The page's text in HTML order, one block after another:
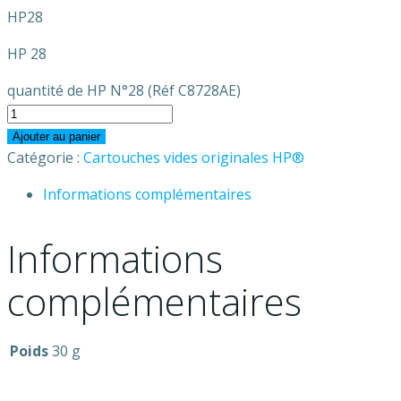
HP28
HP 28
quantité de HP N°28 (Réf C8728AE)
Ajouter au panier
Catégorie : Cartouches vides originales HP®
Informations complémentaires
Informations
complémentaires
Poids30 g